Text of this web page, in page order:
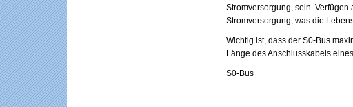
Stromversorgung, sein.
Stromversorgung, was die
Wichtig ist, dass der S0-Bus
Länge des Anschlusskabels
S0-Bus